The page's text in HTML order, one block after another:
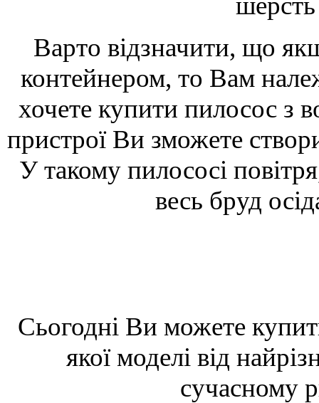
Варто відзначити, що
контейнером, то Вам
хочете купити пилосос з
пристрої Ви зможете
У такому пилососі
весь бруд
Сьогодні Ви можете
якої моделі від
сучасному